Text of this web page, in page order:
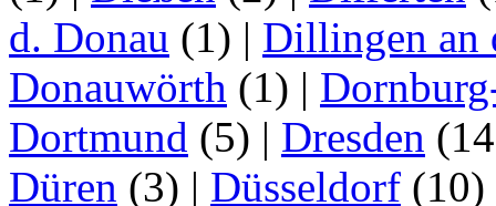
d. Donau (1) | Dillingen an
Donauwörth (1) |
Dortmund (5) | Dresden
Düren (3) | Düsseldorf (10)